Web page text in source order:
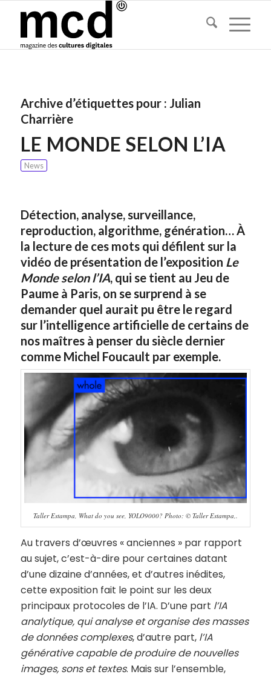
Archive d’étiquettes pour : Julian
Charrière
LE MONDE SELON L’IA
News
Détection, analyse, surveillance,
reproduction, algorithme, génération…À
la lecture de ces mots qui défilent sur la
vidéo de présentation de l’exposition Le
Monde selon l’IA, qui se tient au Jeu de
Paume à Paris, on se surprend à se
demander quel aurait pu être le regard
sur l’intelligence artificielle de certains de
nos maîtres à penser du siècle dernier
comme Michel Foucault par exemple.
Taller Estampa, What do you see, YOLO9000? Photo: © Taller Estampa,.
Au travers d’œuvres « anciennes » par rapport
au sujet, c’est-à-dire pour certaines datant
d’une dizaine d’années, et d’autres inédites,
cette exposition fait le point sur les deux
principaux protocoles de l’IA. D’une part l’IA
analytique, qui analyse et organise des masses
de données complexes, d’autre part, l’IA
générative capable de produire de nouvelles
images, sons et textes. Mais sur l’ensemble,